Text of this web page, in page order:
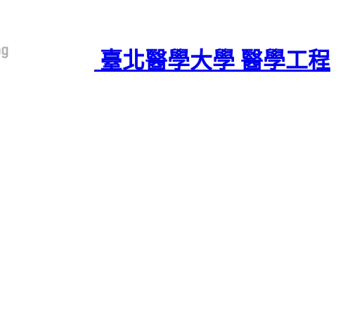
臺北醫學大學 醫學工程